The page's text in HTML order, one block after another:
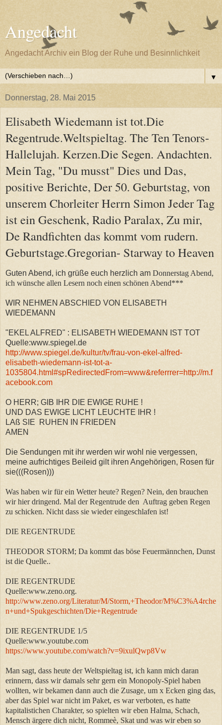
Angedacht
Angedacht Archiv ein Blog der Ruhe und Besinnlichkeit
▼
Donnerstag, 28. Mai 2015
Elisabeth Wiedemann ist tot.Die
Regentrude.Weltspieltag. The Ten Tenors-
Hallelujah. Kerzen.Die Segen. Andachten.
Mein Tag, "Du musst" Dies und Das,
positive Berichte, Der 50. Geburtstag, von
unserem Chorleiter Herrn Simon Jeder Tag
ist ein Geschenk, Radio Paralax, Zu mir,
De Randfichten das kommt vom rudern.
Geburtstage.Gregorian- Starway to Heaven
Guten Abend, ich grüße euch herzlich am Donnerstag Abend,
ich wünsche allen Lesern noch einen schönen Abend***
WIR NEHMEN ABSCHIED VON ELISABETH
WIEDEMANN
"EKEL ALFRED" : ELISABETH WIEDEMANN IST TOT
Quelle:www.spiegel.de
http://www.spiegel.de/kultur/tv/frau-von-ekel-alfred-
elisabeth-wiedemann-ist-tot-a-
1035804.html#spRedirectedFrom=www&referrrer=http://m.f
acebook.com
O HERR; GIB IHR DIE EWIGE RUHE !
UND DAS EWIGE LICHT LEUCHTE IHR !
LAß SIE RUHEN IN FRIEDEN
AMEN
Die Sendungen mit ihr werden wir wohl nie vergessen,
meine aufrichtiges Beileid gilt ihren Angehörigen, Rosen für
sie(((Rosen)))
Was haben wir für ein Wetter heute? Regen? Nein, den brauchen
wir hier dringend. Mal der Regentrude den Auftrag geben Regen
zu schicken. Nicht dass sie wieder eingeschlafen ist!
DIE REGENTRUDE
THEODOR STORM; Da kommt das böse Feuermännchen, Dunst
ist die Quelle..
DIE REGENTRUDE
Quelle:www.zeno.org.
http://www.zeno.org/Literatur/M/Storm,+Theodor/M%C3%A4rche
n+und+Spukgeschichten/Die+Regentrude
DIE REGENTRUDE 1/5
Quelle:www.youtube.com
https://www.youtube.com/watch?v=9ixulQwp8Vw
Man sagt, dass heute der Weltspieltag ist, ich kann mich daran
erinnern, dass wir damals sehr gern ein Monopoly-Spiel haben
wollten, wir bekamen dann auch die Zusage, um x Ecken ging das,
aber das Spiel war nicht im Paket, es war verboten, es hatte
kapitalistichen Charakter, so spielten wir eben Halma, Schach,
Mensch ärgere dich nicht, Rommeè, Skat und was wir eben so